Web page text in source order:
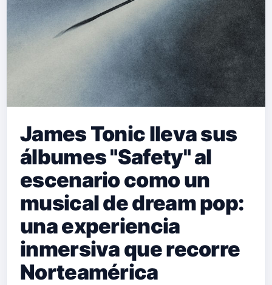
James Tonic lleva sus
álbumes "Safety" al
escenario como un
musical de dream pop:
una experiencia
inmersiva que recorre
Norteamérica